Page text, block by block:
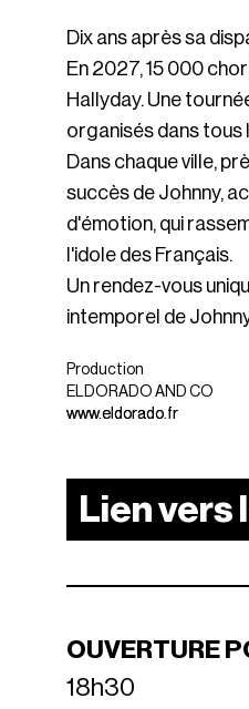
Dix ans après sa
En 2027, 15 000
Hallyday. Une
organisés dans tous
Dans chaque ville,
succès de Johnny,
d'émotion, qui
l'idole des Français.
Un rendez-vous
intemporel de
Production
ELDORADO AND CO
www.eldorado.fr
Lien
OUVERTURE
18h30